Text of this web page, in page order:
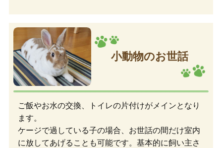
小動物のお世話
ご飯やお水の交換、トイレの片付けがメインとなり
ます。
ケージで過している子の場合、お世話の間だけ室内
に放してあげることも可能です。基本的に飼い主さ